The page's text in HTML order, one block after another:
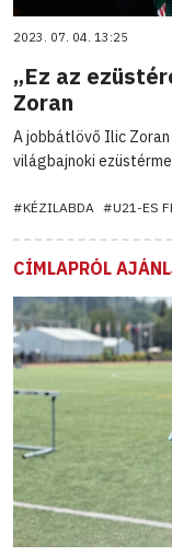
2023. 07. 04. 13:25
„Ez az
Zoran
A jobbátlövő Ilic
világbajnoki
#KÉZILABDA #U21-ES
CÍMLAPRÓL